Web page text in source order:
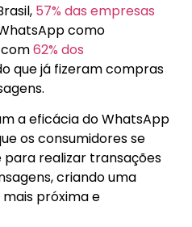
57% das empresas
como
62% dos
que já fizeram compras
a eficácia do WhatsApp
os consumidores se
realizar transações
criando uma
próxima e